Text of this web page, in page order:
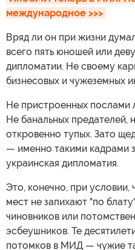
международное >>>
Вряд ли он при жизни
всего пять юношей или
дипломатии. Не своему
бизнесовых и чужеземных
Не пристроенных послами
Не банальных предателей,
откровенно тупых. Зато
— именно такими кадрами
украинская дипломатия.
Это, конечно, при условии,
мест не запихают "по
чиновников или
эсбеушников. Те
потомков в МИД — чужие